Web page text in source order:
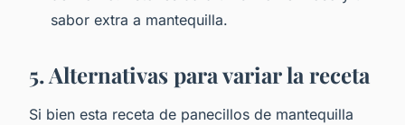
sabor extra a mantequilla.
5. Alternativas para variar la receta
Si bien esta receta de panecillos de mantequilla